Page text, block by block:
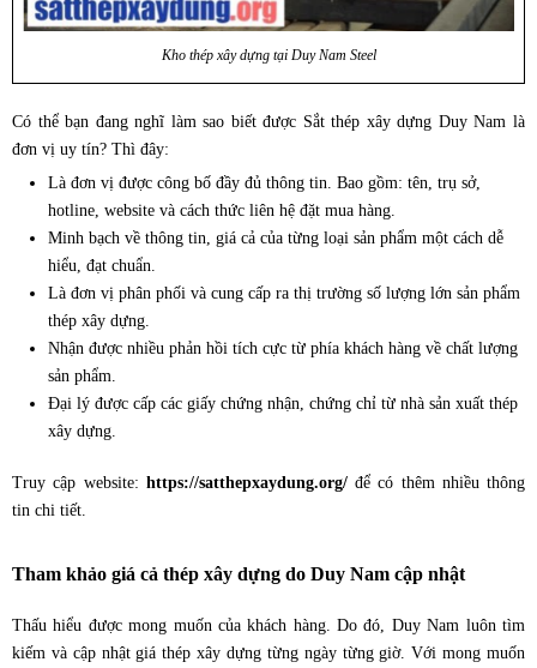
Kho thép xây dựng tại Duy Nam Steel
Có thể bạn đang nghĩ làm sao biết được Sắt thép xây dựng Duy Nam là
đơn vị uy tín? Thì đây:
Là đơn vị được công bố đầy đủ thông tin. Bao gồm: tên, trụ sở,
hotline, website và cách thức liên hệ đặt mua hàng.
Minh bạch về thông tin, giá cả của từng loại sản phẩm một cách dễ
hiểu, đạt chuẩn.
Là đơn vị phân phối và cung cấp ra thị trường số lượng lớn sản phẩm
thép xây dựng.
Nhận được nhiều phản hồi tích cực từ phía khách hàng về chất lượng
sản phẩm.
Đại lý được cấp các giấy chứng nhận, chứng chỉ từ nhà sản xuất thép
xây dựng.
Truy cập website: https://satthepxaydung.org/để có thêm nhiều thông
tin chi tiết.
Tham khảo giá cả thép xây dựng do Duy Nam cập nhật
Thấu hiểu được mong muốn của khách hàng. Do đó, Duy Nam luôn tìm
kiếm và cập nhật giá thép xây dựng từng ngày từng giờ. Với mong muốn